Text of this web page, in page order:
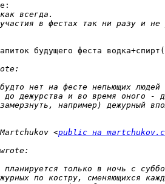
будущего феста
<public на